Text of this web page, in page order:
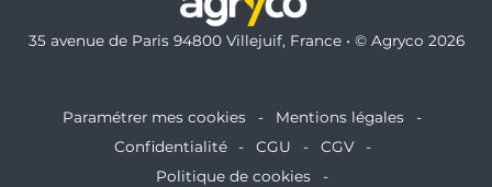
35 avenue de Paris 94800 Villejuif, France • © Agryco 2026
Paramétrer mes cookies
Mentions légales
Confidentialité
CGU
CGV
Politique de cookies